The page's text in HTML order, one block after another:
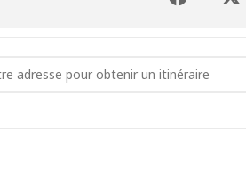
MARCHE BLEUE - Séniors []